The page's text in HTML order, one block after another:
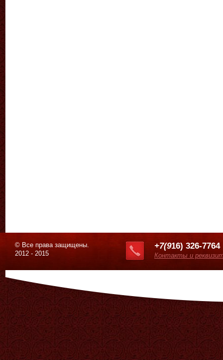
© Все права защищены.
2012 - 2015
+7(916) 326-7764
Контакты и